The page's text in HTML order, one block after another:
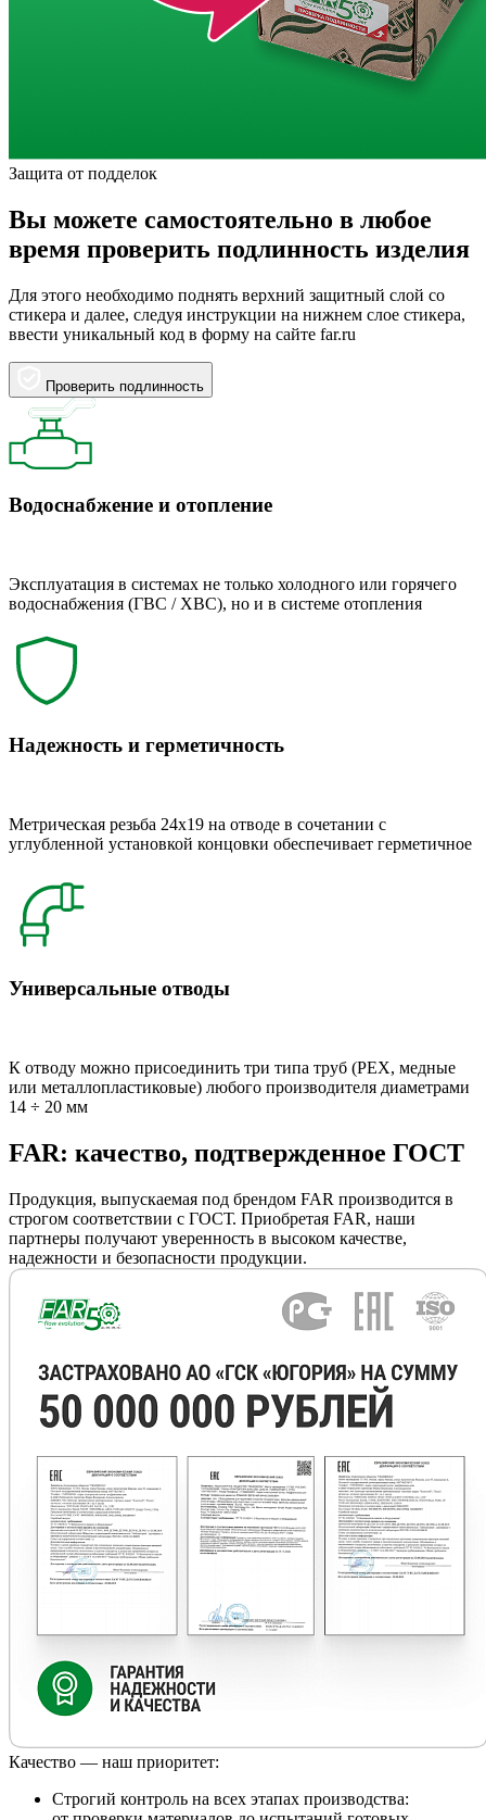
Защита от подделок
Вы можете самостоятельно в любое
время проверить подлинность изделия
Для этого необходимо поднять верхний защитный слой со
стикера и далее, следуя инструкции на нижнем слое стикера,
ввести уникальный код в форму на сайте far.ru
Проверить подлинность
Водоснабжение и отопление
Эксплуатация в системах не только холодного или горячего
водоснабжения (ГВС / ХВС), но и в системе отопления
Надежность и герметичность
Метрическая резьба 24x19 на отводе в сочетании с
углубленной установкой концовки обеспечивает герметичное
Универсальные отводы
К отводу можно присоединить три типа труб (РЕХ, медные
или металлопластиковые) любого производителя диаметрами
14 ÷ 20 мм
FAR: качество, подтвержденное ГОСТ
Продукция, выпускаемая под брендом FAR производится в
строгом соответствии с ГОСТ. Приобретая FAR, наши
партнеры получают уверенность в высоком качестве,
надежности и безопасности продукции.
Качество — наш приоритет:
Строгий контроль на всех этапах производства: